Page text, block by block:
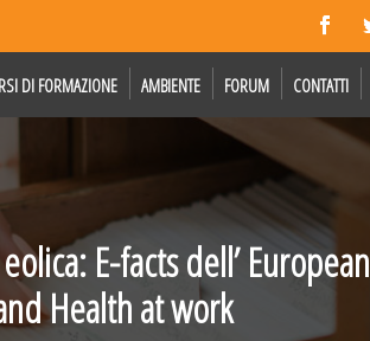
DI FORMAZIONE AMBIENTE FORUM CONTATTI
E-facts dell’ European
Health at work